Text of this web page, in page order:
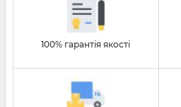
100% гарантія якості